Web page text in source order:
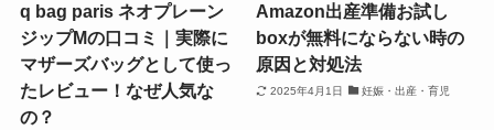
q bag paris ネオプレーン
ジップMの口コミ｜実際に
マザーズバッグとして使っ
たレビュー！なぜ人気な
の？
Amazon出産準備お試し
boxが無料にならない時の
原因と対処法
2025年4月1日 妊娠・出産・育児